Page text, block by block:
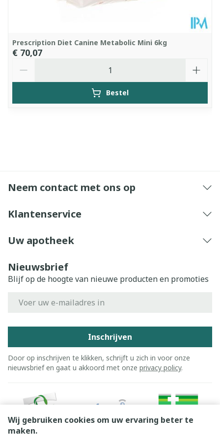
Wij gebruiken cookies om uw ervaring beter te
maken.
Prescription Diet Canine Metabolic Mini 6kg
€ 70,07
Bestel
Neem contact met ons op
Klantenservice
Uw apotheek
Nieuwsbrief
Blijf op de hoogte van nieuwe producten en promoties
Inschrijven
Door op inschrijven te klikken, schrijft u zich in voor onze
nieuwsbrief en gaat u akkoord met onze privacy policy.